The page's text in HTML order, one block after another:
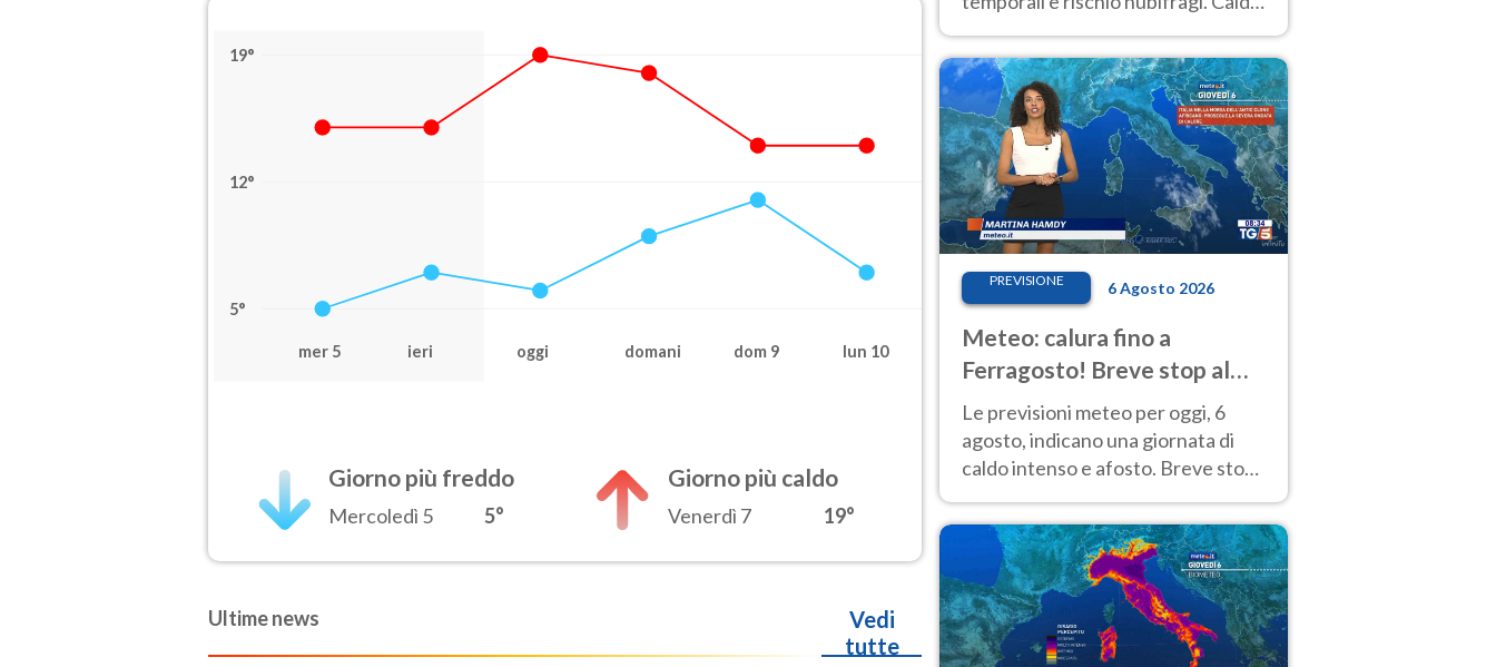
19°
12°
5°
mer 5 ieri oggi domani dom 9 lun 10
Giorno più freddo
Mercoledì 5 5°
Giorno più caldo
Venerdì 7 19°
Ultime news
Vedi
tutte
previsioni.
PREVISIONE 6 Agosto 2026
Meteo: calura fino a
Ferragosto! Breve stop al
Nord tra 7 e 9 agosto
Le previsioni meteo per oggi, 6
agosto, indicano una giornata di
caldo intenso e afosto. Breve stop
Nord.